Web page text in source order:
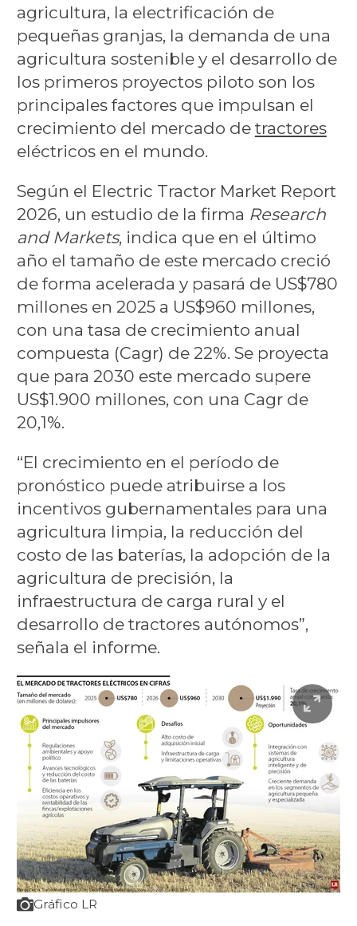
agricultura, la electrificación de
pequeñas granjas, la demanda de una
agricultura sostenible y el desarrollo de
los primeros proyectos piloto son los
principales factores que impulsan el
crecimiento del mercado de tractores
eléctricos en el mundo.
Según el Electric Tractor Market Report
2026, un estudio de la firma Research
and Markets, indica que en el último
año el tamaño de este mercado creció
de forma acelerada y pasará de US$780
millones en 2025 a US$960 millones,
con una tasa de crecimiento anual
compuesta (Cagr) de 22%. Se proyecta
que para 2030 este mercado supere
US$1.900 millones, con una Cagr de
20,1%.
“El crecimiento en el período de
pronóstico puede atribuirse a los
incentivos gubernamentales para una
agricultura limpia, la reducción del
costo de las baterías, la adopción de la
agricultura de precisión, la
infraestructura de carga rural y el
desarrollo de tractores autónomos”,
señala el informe.
Gráfico LR